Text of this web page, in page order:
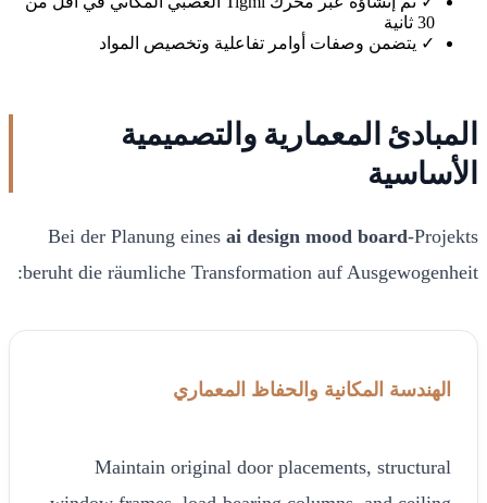
30 ثانية
✓ يتضمن وصفات أوامر تفاعلية وتخصيص المواد
المبادئ المعمارية والتصميمية
الأساسية
Bei der Planung eines ai design mood board-Projekts
beruht die räumliche Transformation auf Ausgewogenheit:
الهندسة المكانية والحفاظ المعماري
Maintain original door placements, structural